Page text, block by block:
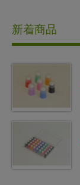
新着商品